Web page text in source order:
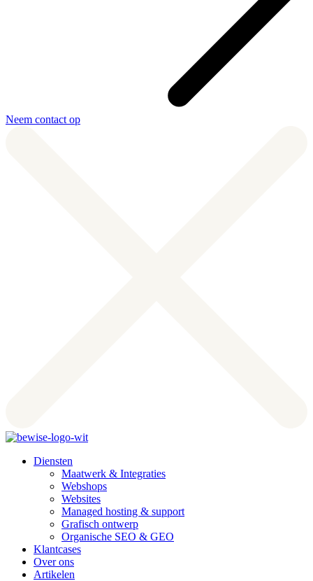
Neem contact op
Diensten
Maatwerk & Integraties
Webshops
Websites
Managed hosting & support
Grafisch ontwerp
Organische SEO & GEO
Klantcases
Over ons
Artikelen